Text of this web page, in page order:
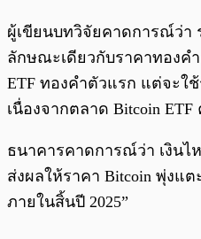
ผู้เขียนบทวิจัยคาดการณ์ว่า
ลักษณะเดียวกับราคาทองค
ETF ทองคำตัวแรก แต่จะใ
เนื่องจากตลาด Bitcoin
ธนาคารคาดการณ์ว่า เงินไ
ส่งผลให้ราคา Bitcoin พุ่งแต
ภายในสิ้นปี 2025”